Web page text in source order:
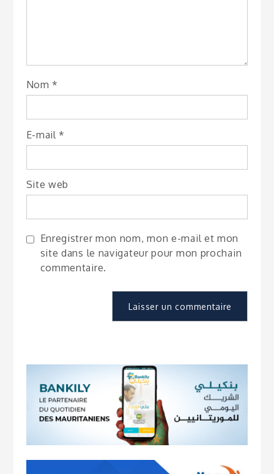
Nom *
E-mail *
Site web
Enregistrer mon nom, mon e-mail et mon
site dans le navigateur pour mon prochain
commentaire.